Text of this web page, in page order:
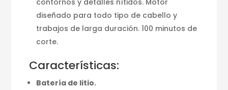
diseñado para todo tipo de cabello y
trabajos de larga duración. 100 minutos de
corte.
Características:
Batería de litio.